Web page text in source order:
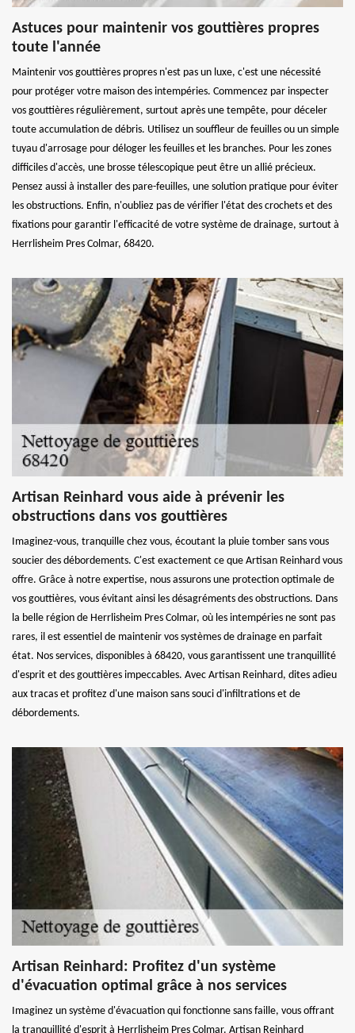
Astuces pour maintenir vos gouttières propres
toute l'année
Maintenir vos gouttières propres n'est pas un luxe, c'est une nécessité
pour protéger votre maison des intempéries. Commencez par inspecter
vos gouttières régulièrement, surtout après une tempête, pour déceler
toute accumulation de débris. Utilisez un souffleur de feuilles ou un simple
tuyau d'arrosage pour déloger les feuilles et les branches. Pour les zones
difficiles d'accès, une brosse télescopique peut être un allié précieux.
Pensez aussi à installer des pare-feuilles, une solution pratique pour éviter
les obstructions. Enfin, n'oubliez pas de vérifier l'état des crochets et des
fixations pour garantir l'efficacité de votre système de drainage, surtout à
Herrlisheim Pres Colmar, 68420.
Artisan Reinhard vous aide à prévenir les
obstructions dans vos gouttières
Imaginez-vous, tranquille chez vous, écoutant la pluie tomber sans vous
soucier des débordements. C'est exactement ce que Artisan Reinhard vous
offre. Grâce à notre expertise, nous assurons une protection optimale de
vos gouttières, vous évitant ainsi les désagréments des obstructions. Dans
la belle région de Herrlisheim Pres Colmar, où les intempéries ne sont pas
rares, il est essentiel de maintenir vos systèmes de drainage en parfait
état. Nos services, disponibles à 68420, vous garantissent une tranquillité
d'esprit et des gouttières impeccables. Avec Artisan Reinhard, dites adieu
aux tracas et profitez d'une maison sans souci d'infiltrations et de
débordements.
Artisan Reinhard: Profitez d'un système
d'évacuation optimal grâce à nos services
Imaginez un système d'évacuation qui fonctionne sans faille, vous offrant
la tranquillité d'esprit à Herrlisheim Pres Colmar. Artisan Reinhard